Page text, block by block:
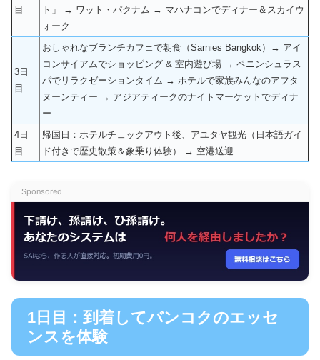
目
ト」 → ワット・パクナム → マハナコンでディナー＆スカイウ
ォーク
3日
目
おしゃれなブランチカフェで朝食（Sarnies Bangkok）→ アイ
コンサイアムでショッピング & 室内遊び場 → ペニンシュラス
パでリラクゼーションタイム → ホテルで家族みんなのアフタ
ヌーンティー → アジアティークのナイトマーケットでディナ
ー
4日
目
帰国日：ホテルチェックアウト後、アユタヤ観光（日本語ガイ
ド付きで歴史散策＆象乗り体験） → 空港送迎
Sponsored
1日目：到着してバンコクのエッセ
ンスを体験